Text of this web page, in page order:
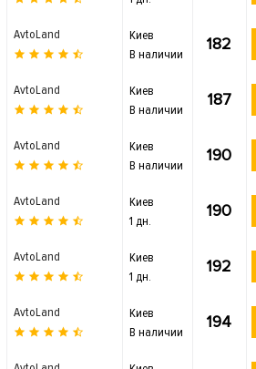
AvtoLand
Киев
В наличии
182
AvtoLand
Киев
В наличии
187
AvtoLand
Киев
В наличии
190
AvtoLand
Киев
1 дн.
190
AvtoLand
Киев
1 дн.
192
AvtoLand
Киев
В наличии
194